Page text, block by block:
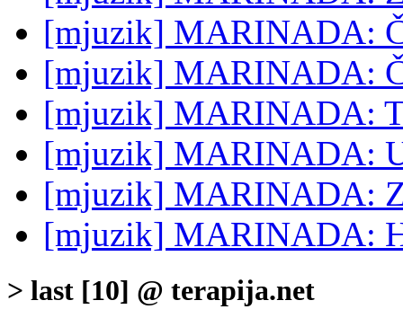
[mjuzik] MARINADA:
[mjuzik] MARINADA:
[mjuzik] MARINADA:
[mjuzik] MARINADA:
[mjuzik] MARINADA:
[mjuzik] MARINADA:
> last [10] @ terapija.net